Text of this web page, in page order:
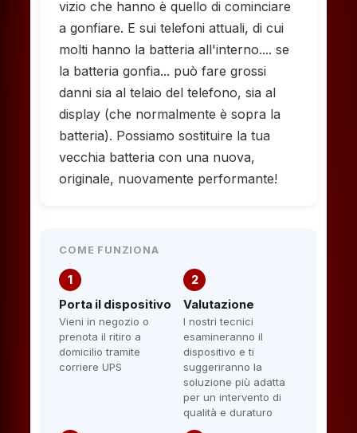
vizio che hanno è quello di cominciare
a gonfiare. E sui telefoni attuali, di cui
molti hanno la batteria all'interno.... se
la batteria gonfia... può fare grossi
danni sia al telaio del telefono, sia al
display (che normalmente è sopra la
batteria). Possiamo sostituire la tua
vecchia batteria con una nuova,
originale, nuovamente performante!
COME FUNZIONA
1
Porta il dispositivo
Vieni in negozio o
prenota il ritiro a
domicilio tramite
corriere UPS
2
Valutazione
I nostri tecnici
esamineranno il
dispositivo e ti
suggeriranno la
soluzione più adatta
per un intervento di
qualità e duraturo